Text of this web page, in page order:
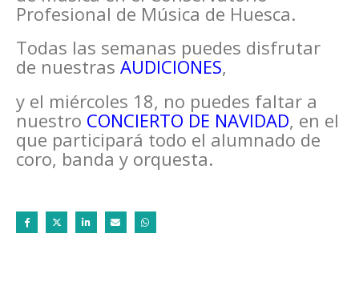
Profesional de Música de Huesca.
Todas las semanas puedes disfrutar
de nuestras AUDICIONES,
y el miércoles 18, no puedes faltar a
nuestro CONCIERTO DE NAVIDAD, en el
que participará todo el alumnado de
coro, banda y orquesta.